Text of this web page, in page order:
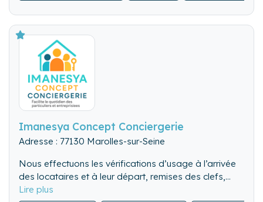
Imanesya Concept Conciergerie
Adresse : 77130 Marolles-sur-Seine
Nous effectuons les vérifications d’usage à l’arrivée
des locataires et à leur départ, remises des clefs,
visite des lieux. Nous pouvons également gérer les
Nous nettoyons de fond en comble l’ensemble du